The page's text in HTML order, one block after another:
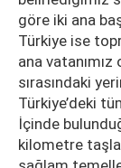
göre iki ana
Türkiye ise
ana
sırasındaki
Türkiye’deki
İçinde
kilometre